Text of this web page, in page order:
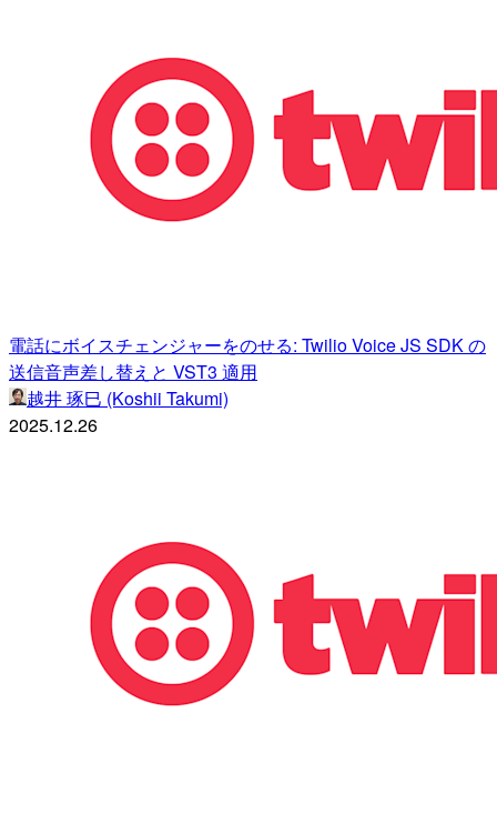
電話にボイスチェンジャーをのせる: Twilio Voice JS SDK の
送信音声差し替えと VST3 適用
越井 琢巳 (Koshii Takumi)
2025.12.26